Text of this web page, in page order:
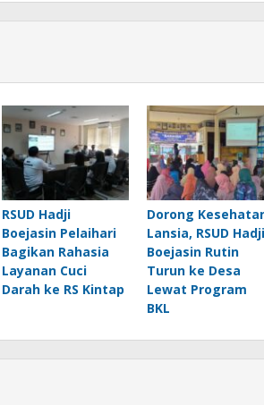
RSUD Hadji
Boejasin Pelaihari
Bagikan Rahasia
Layanan Cuci
Darah ke RS Kintap
Dorong
Lansia, RSUD Hadji
Boejasin Rutin
Turun ke Desa
Lewat Program
BKL